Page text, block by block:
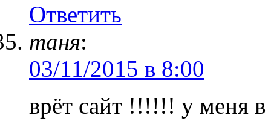
Ответить
таня:
03/11/2015 в 8:00
врёт сайт !!!!!! у меня